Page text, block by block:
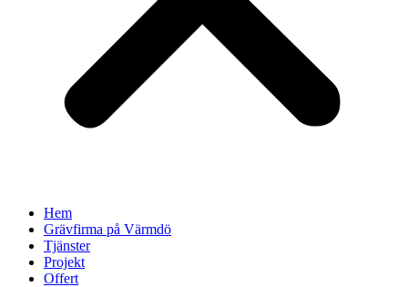
Hem
Grävfirma på Värmdö
Tjänster
Projekt
Offert